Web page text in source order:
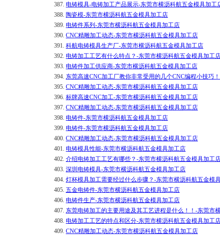
387. 电铸模具-电铸加工产品展示-东莞市横沥科航五金模具加工
388. 陶瓷模-东莞市横沥科航五金模具加工店
389. 电铸件系列-东莞市横沥科航五金模具加工店
390. CNC精雕加工动态-东莞市横沥科航五金模具加工店
391. 科航电铸模具生产厂-东莞市横沥科航五金模具加工店
392. 电铸加工工艺有什么特点？-东莞市横沥科航五金模具加工
393. 电铸件加工供应商-东莞市横沥科航五金模具加工店
394. 东莞高速CNC加工厂教你非常受用的几个CNC编程小技巧
395. CNC精雕加工动态-东莞市横沥科航五金模具加工店
396. 标牌高速CNC加工-东莞市横沥科航五金模具加工店
397. CNC精雕加工动态-东莞市横沥科航五金模具加工店
398. 电铸件-东莞市横沥科航五金模具加工店
399. 电铸件-东莞市横沥科航五金模具加工店
400. CNC精雕加工动态-东莞市横沥科航五金模具加工店
401. 电铸模具性能-东莞市横沥科航五金模具加工店
402. 介绍电铸加工工艺有哪些？-东莞市横沥科航五金模具加工
403. 深圳电铸模具-东莞市横沥科航五金模具加工店
404. 灯杯模具加工需要经过什么步骤？-东莞市横沥科航五金模
405. 五金电铸件-东莞市横沥科航五金模具加工店
406. 电铸件生产-东莞市横沥科航五金模具加工店
407. 东莞电铸加工的主要用途及其工艺进程是什么！！-东莞市
408. 电铸加工工艺的特点和区分-东莞市横沥科航五金模具加工
409. CNC精雕加工动态-东莞市横沥科航五金模具加工店